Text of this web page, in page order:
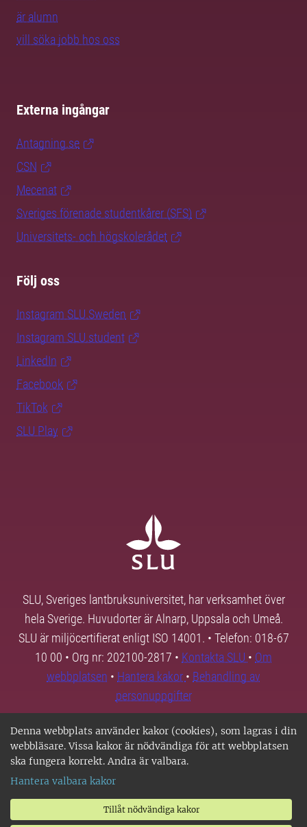
Denna webbplats använder kakor (cookies), som lagras i din
webbläsare. Vissa kakor är nödvändiga för att webbplatsen
ska fungera korrekt. Andra är valbara.
Hantera valbara kakor
Tillåt nödvändiga kakor
är alumn
vill söka jobb hos oss
Externa ingångar
Antagning.se
CSN
Mecenat
Sveriges förenade studentkårer (SFS)
Universitets- och högskolerådet
Följ oss
Instagram SLU.Sweden
Instagram SLU.student
LinkedIn
Facebook
TikTok
SLU Play
SLU, Sveriges lantbruksuniversitet, har verksamhet över
hela Sverige. Huvudorter är Alnarp, Uppsala och Umeå.
SLU är miljöcertifierat enligt ISO 14001. • Telefon: 018-67
10 00 • Org nr: 202100-2817 • Kontakta SLU • Om
webbplatsen • Hantera kakor • Behandling av
personuppgifter